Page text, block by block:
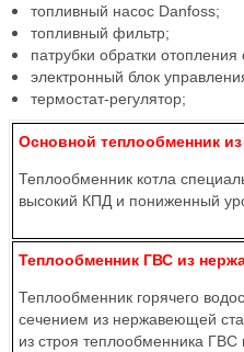
топливный насос Danfoss;
топливный фильтр;
патрубки обратки отопления
электронный блок
термостат-регулятор;
Основной теплообменник из
Теплообменник котла
высокий КПД и пониженный
Теплообменник ГВС из
Теплообменник горячего
сечением из нержавеющей
из строя теплообменника ГВС